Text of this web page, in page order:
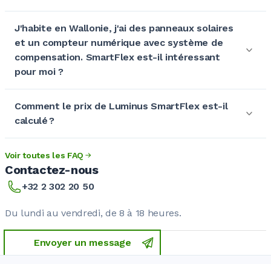
J'habite en Wallonie, j'ai des panneaux solaires
et un compteur numérique avec système de
compensation. SmartFlex est-il intéressant
pour moi ?
Comment le prix de Luminus SmartFlex est-il
calculé ?
Voir toutes les FAQ
Contactez-nous
+32 2 302 20 50
Du lundi au vendredi, de 8 à 18 heures.
Envoyer un message